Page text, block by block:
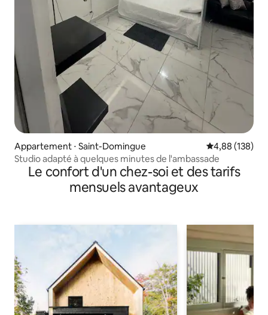
Appartement ⋅ Saint-Domingue Évaluation
4,88 (138)
Studio adapté à quelques minutes de l'ambassade
Le confort d'un chez-soi et des tarifs
mensuels avantageux